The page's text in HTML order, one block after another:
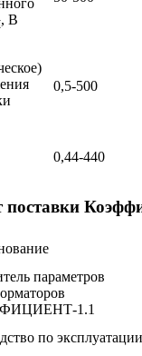
, В
0,5-500
0,44-440
параметров
1.1
по эксплуатации